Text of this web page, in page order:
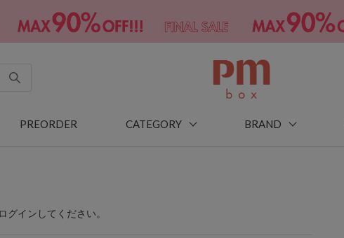
PREORDER CATEGORY BRAND
グインしてください。